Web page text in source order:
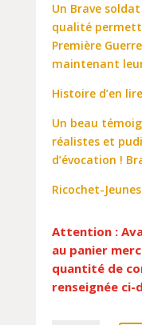
Un Brave
qualité
Première
maintenant
Histoire d’en lire
Un beau
réalistes et
d’évocation !
Ricochet-
Attention :
au panier
quantité de
renseignée ci-